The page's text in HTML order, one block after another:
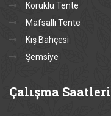
Körüklü Tente
Mafsallı Tente
Kış Bahçesi
Şemsiye
Çalışma Saatleri